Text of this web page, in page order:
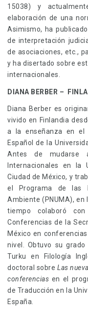
15038) y
elaboración de una
Asimismo, ha
de interpretación
de asociaciones, etc.,
y ha disertado sobre
internacionales.
DIANA BERBER –
Diana Berber es
vivido en Finlandia
a la enseñanza en el
Español de la
Antes de mudarse
Internacionales en la
Ciudad de México, y
el Programa de las
Ambiente (PNUMA),
tiempo colaboró
Conferencias de la
México en
nivel. Obtuvo su
Turku en Filología
doctoral sobreLas
conferencias en el
de Traducción en la
España.